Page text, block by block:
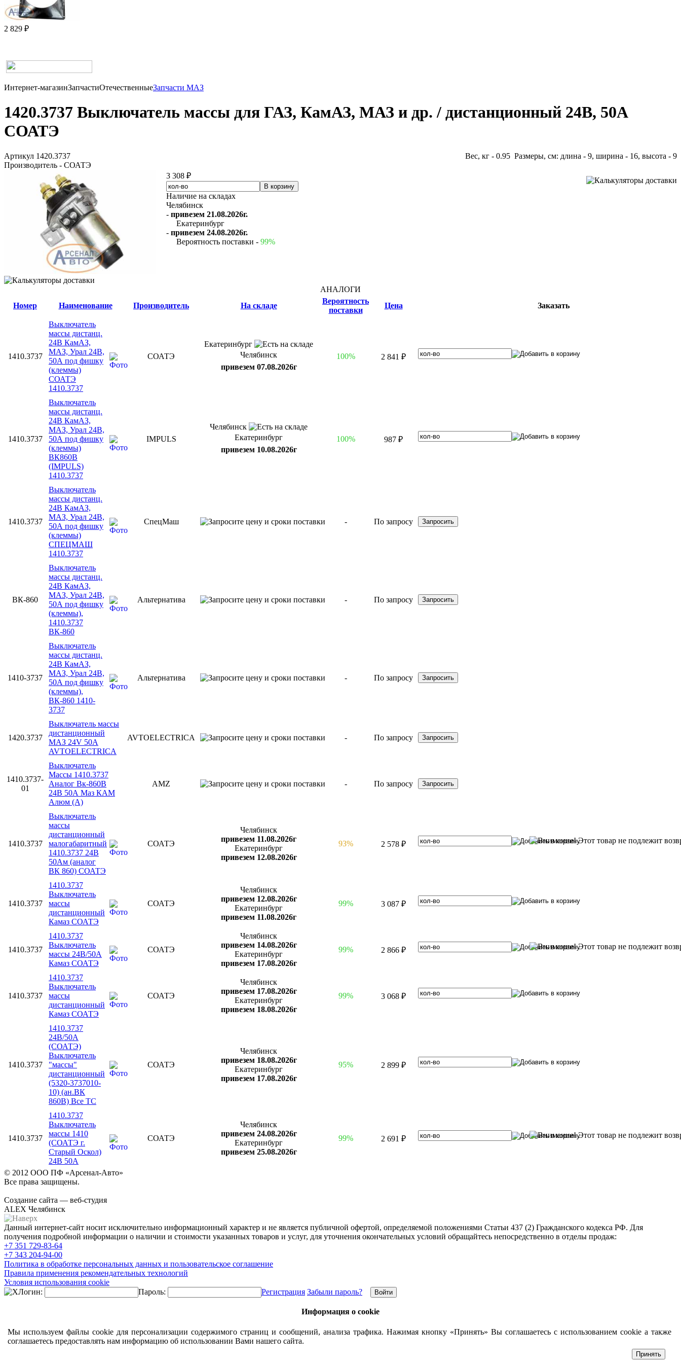
2 829 ₽
Интернет-магазинЗапчастиОтечественныеЗапчасти МАЗ
1420.3737 Выключатель массы для ГАЗ, КамАЗ, МАЗ и др. / дистанционный 24В, 50А
СОАТЭ
Артикул 1420.3737
Производитель - СОАТЭ
Вес, кг - 0.95 Размеры, см: длина - 9, ширина - 16, высота - 9
3 308 ₽
Наличие на складах
Челябинск
- привезем 21.08.2026г.
Екатеринбург
- привезем 24.08.2026г.
Вероятность поставки - 99%
АНАЛОГИ
Номер
Наименование Производитель На складе
Вероятность
поставки
Цена Заказать
1410.3737
Выключатель
массы дистанц.
24В КамАЗ,
МАЗ, Урал 24В,
50А под фишку
(клеммы)
СОАТЭ
1410.3737
СОАТЭ
Екатеринбург
Челябинск
привезем 07.08.2026г
100% 2 841 ₽
1410.3737
Выключатель
массы дистанц.
24В КамАЗ,
МАЗ, Урал 24В,
50А под фишку
(клеммы)
ВК860В
(IMPULS)
1410.3737
IMPULS
Челябинск
Екатеринбург
привезем 10.08.2026г
100% 987 ₽
1410.3737
Выключатель
массы дистанц.
24В КамАЗ,
МАЗ, Урал 24В,
50А под фишку
(клеммы)
СПЕЦМАШ
1410.3737
СпецМаш - По запросу
ВК-860
Выключатель
массы дистанц.
24В КамАЗ,
МАЗ, Урал 24В,
50А под фишку
(клеммы),
1410.3737
ВК-860
Альтернатива - По запросу
1410-3737
Выключатель
массы дистанц.
24В КамАЗ,
МАЗ, Урал 24В,
50А под фишку
(клеммы),
ВК-860 1410-
3737
Альтернатива - По запросу
1420.3737
Выключатель массы
дистанционный
МАЗ 24V 50А
AVTOELECTRICA
AVTOELECTRICA - По запросу
1410.3737-
01
Выключатель
Массы 1410.3737
Аналог Вк-860В
24В 50А Маз КАМ
Алюм (А)
AMZ - По запросу
1410.3737
Выключатель
массы
дистанционный
малогабаритный
1410.3737 24В
50Ам (аналог
ВК 860) СОАТЭ
СОАТЭ
Челябинск
привезем 11.08.2026г
Екатеринбург
привезем 12.08.2026г
93% 2 578 ₽
1410.3737
1410.3737
Выключатель
массы
дистанционный
Камаз СОАТЭ
СОАТЭ
Челябинск
привезем 12.08.2026г
Екатеринбург
привезем 11.08.2026г
99% 3 087 ₽
1410.3737
1410.3737
Выключатель
массы 24В/50А
Камаз СОАТЭ
СОАТЭ
Челябинск
привезем 14.08.2026г
Екатеринбург
привезем 17.08.2026г
99% 2 866 ₽
1410.3737
1410.3737
Выключатель
массы
дистанционный
Камаз СОАТЭ
СОАТЭ
Челябинск
привезем 17.08.2026г
Екатеринбург
привезем 18.08.2026г
99% 3 068 ₽
1410.3737
1410.3737
24В/50А
(СОАТЭ)
Выключатель
"массы"
дистанционный
(5320-3737010-
10) (ан.ВК
860В) Все ТС
СОАТЭ
Челябинск
привезем 18.08.2026г
Екатеринбург
привезем 17.08.2026г
95% 2 899 ₽
1410.3737
1410.3737
Выключатель
массы 1410
(СОАТЭ г.
Старый Оскол)
24В 50А
СОАТЭ
Челябинск
привезем 24.08.2026г
Екатеринбург
привезем 25.08.2026г
99% 2 691 ₽
© 2012 ООО ПФ «Арсенал-Авто»
Все права защищены.
Создание сайта — веб-студия
ALEX Челябинск
Данный интернет-сайт носит исключительно информационный характер и не является публичной офертой, определяемой положениями Статьи 437 (2) Гражданского кодекса РФ. Для
получения подробной информации о наличии и стоимости указанных товаров и услуг, для уточнения окончательных условий обращайтесь непосредственно в отделы продаж:
+7 351 729-83-64
+7 343 204-94-00
Политика в обработке персональных данных и пользовательское соглашение
Правила применения рекомендательных технологий
Условия использования cookie
Логин:
Пароль: Регистрация Забыли пароль?
Информация о cookie
Мы используем файлы cookie для персонализации содержимого страниц и сообщений, анализа трафика. Нажимая кнопку «Принять» Вы соглашаетесь с использованием cookie а также
соглашаетесь предоставлять нам информацию об использовании Вами нашего сайта.
Принять